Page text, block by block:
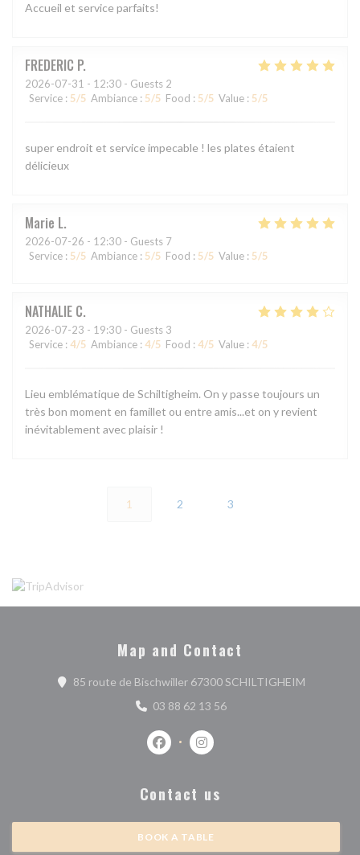
Accueil et service parfaits!
FREDERIC P
2026-07-31 - 12:30 - Guests 2
Service : 5/5 Ambiance : 5/5 Food : 5/5 Value : 5/5
super endroit et service impecable ! les plates étaient
délicieux
Marie L
2026-07-26 - 12:30 - Guests 7
Service : 5/5 Ambiance : 5/5 Food : 5/5 Value : 5/5
NATHALIE C
2026-07-23 - 19:30 - Guests 3
Service : 4/5 Ambiance : 4/5 Food : 4/5 Value : 4/5
Lieu emblématique de Schiltigheim. On y passe toujours un
très bon moment en famillet ou entre amis...et on y revient
inévitablement avec plaisir !
1 2 3
Map and Contact
85 route de Bischwiller 67300 SCHILTIGHEIM
03 88 62 13 56
Facebook ((opens in a new window))
Instagram ((opens in a new
Contact us
BOOK A TABLE